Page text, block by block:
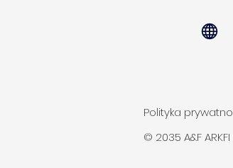
Polityka
© 2035 A&F